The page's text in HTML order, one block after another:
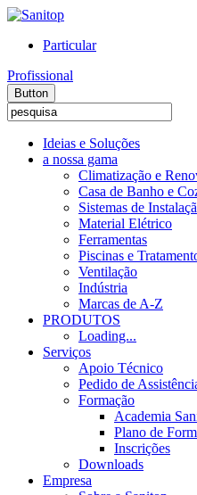
Particular
Profissional
Button
Ideias e Soluções
a nossa gama
Climatização e
Casa de Banho e
Sistemas de
Material Elétrico
Ferramentas
Piscinas e
Ventilação
Indústria
Marcas de A-Z
PRODUTOS
Loading...
Serviços
Apoio Técnico
Pedido de
Formação
Academia
Plano de
Inscrições
Downloads
Empresa